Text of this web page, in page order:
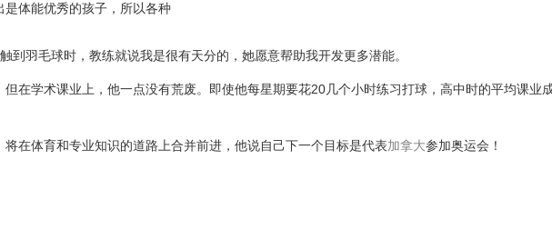
体能优秀的孩子，所以各种
到羽毛球时，教练就说我是很有天分的，她愿意帮助我开发更多潜能。
在学术课业上，他一点没有荒废。即使他每星期要花20几个小时练习打球，高中时的平均课业
在体育和专业知识的道路上合并前进，他说自己下一个目标是代表加拿大参加奥运会！